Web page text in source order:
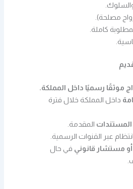
مصلحة).
كاملة.
موثقًا رسميًا داخل المملكة.
داخل المملكة خلال فترة
المقدمة.
عبر القنوات الرسمية.
مستشار قانوني في حال